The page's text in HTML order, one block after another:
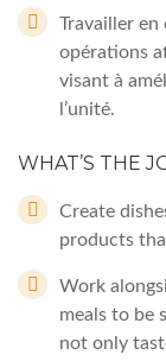
Travailler en
opérations
visant à
l’unité.
WHAT’S THE
Create
products
Work
meals to be
not only